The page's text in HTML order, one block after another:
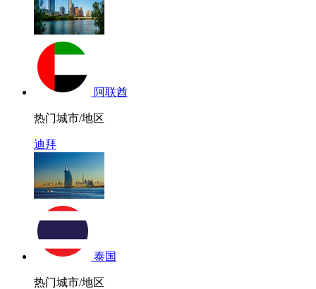
阿联酋
热门城市/地区
迪拜
泰国
热门城市/地区